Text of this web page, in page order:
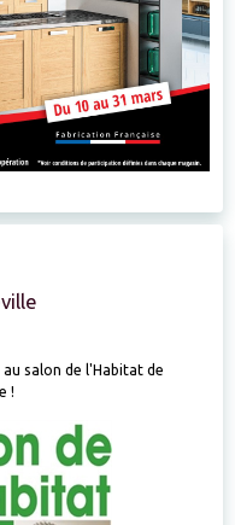
salon de l'Habitat de
!